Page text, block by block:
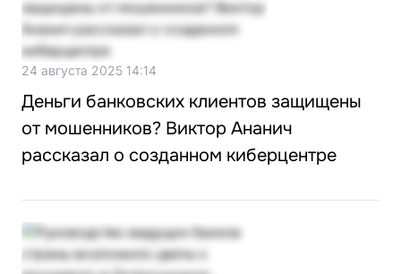
24 августа 2025 14:14
Деньги банковских клиентов защищены
от мошенников? Виктор Ананич
рассказал о созданном киберцентре